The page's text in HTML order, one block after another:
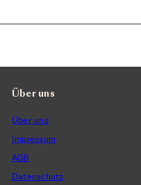
Über uns
Über uns
Impressum
AGB
Datenschutz